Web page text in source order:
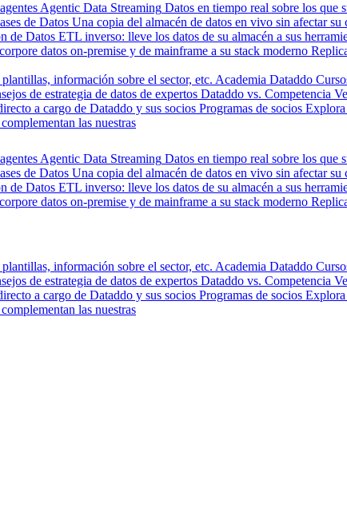
Agentic Data Streaming Datos en tiempo real sobre los que
de Datos Una copia del almacén de datos en vivo sin afectar
de Datos ETL inverso: lleve los datos de su almacén a sus
datos on-premise y de mainframe a su stack moderno
información sobre el sector, etc. Academia Dataddo
de estrategia de datos de expertos Dataddo vs. Competencia
a cargo de Dataddo y sus socios Programas de socios Explora
las nuestras
Agentic Data Streaming Datos en tiempo real sobre los que
de Datos Una copia del almacén de datos en vivo sin afectar
de Datos ETL inverso: lleve los datos de su almacén a sus
datos on-premise y de mainframe a su stack moderno
información sobre el sector, etc. Academia Dataddo
de estrategia de datos de expertos Dataddo vs. Competencia
a cargo de Dataddo y sus socios Programas de socios Explora
las nuestras